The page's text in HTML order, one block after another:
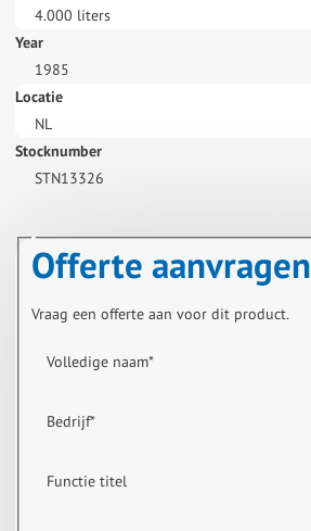
4.000 liters
Year
1985
Locatie
NL
Stocknumber
STN13326
Offerte aanvragen
Vraag een offerte aan voor dit product.
Volledige naam*
Bedrijf*
Functie titel